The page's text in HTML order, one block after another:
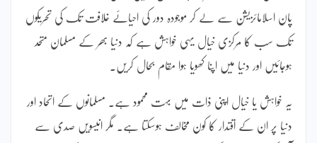
پان اسلامائزیشن سے لے کر موجودہ دور کی احیائے خلافت تک کی تحریکوں
تک سب کا مرکزی خیال یہی خواہش ہے کہ دنیا بھر کے مسلمان متحد
ہوجائیں اور دنیا میں اپنا کھویا ہوا مقام بحال کریں۔
یہ خواہش یا خیال اپنی ذات میں بہت محمود ہے۔ مسلمانوں کے اتحاد اور
دنیا پر ان کے اقتدار کا کون مخالف ہوسکتا ہے۔ مگر انیسویں صدی سے